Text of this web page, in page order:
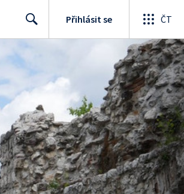
Search
Přihlásit se ČT